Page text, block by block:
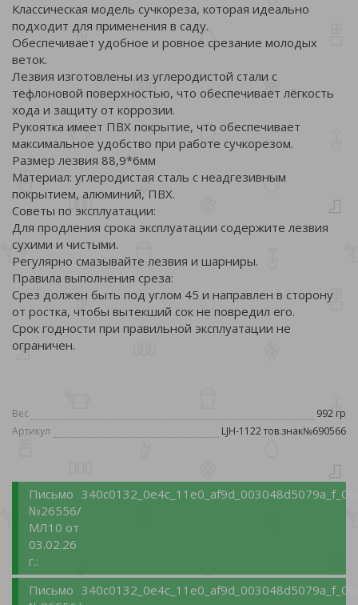
Классическая модель сучкореза, которая идеально
подходит для применения в саду.
Обеспечивает удобное и ровное срезание молодых
веток.
Лезвия изготовлены из углеродистой стали с
тефлоновой поверхностью, что обеспечивает лёгкость
хода и защиту от коррозии.
Рукоятка имеет ПВХ покрытие, что обеспечивает
максимальное удобство при работе сучкорезом.
Размер лезвия 88,9*6мм
Материал: углеродистая сталь с неадгезивным
покрытием, алюминий, ПВХ.
Советы по эксплуатации:
Для продления срока эксплуатации содержите лезвия
сухими и чистыми.
Регулярно смазывайте лезвия и шарниры.
Правила выполнения среза:
Срез должен быть под углом 45 и направлен в сторону
от ростка, чтобы вытекший сок не повредил его.
Срок годности при правильной эксплуатации не
ограничен.
Вес
992 гр
Артикул
LJH-1122 тов.знак№690566
Письмо
№26556/
МЛ10 от
03.02.26
г.:
Письмо